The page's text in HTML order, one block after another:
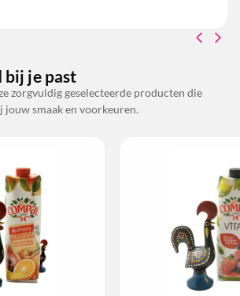
bij je past
zorgvuldig geselecteerde producten die
smaak en voorkeuren.